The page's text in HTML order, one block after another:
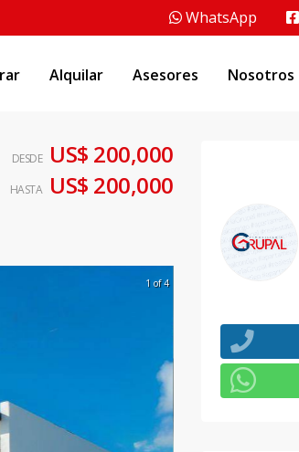
WhatsApp
Alquilar Asesores Nosotros
DESDE US$ 200,000
HASTA US$ 200,000
1 of 4